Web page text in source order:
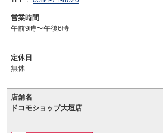
営業時間
午前9時〜午後6時
定休日
無休
店舗名
ドコモショップ大垣店